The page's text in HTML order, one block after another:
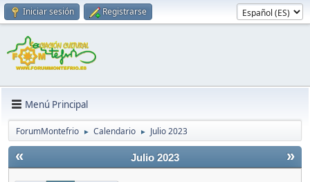
Iniciar sesión Registrarse
Menú Principal
ForumMontefrio ► Calendario ► Julio 2023
« »
Julio 2023